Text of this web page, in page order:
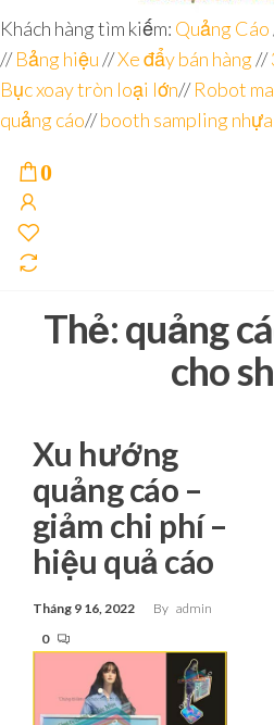
Đơn vị
chuyên
sâu – 8
năm
kinh
nghiệm
Góc
Nhìn
Agency –
nhà sản
xuất
POSM,
Quầy
Sampling,
Booth
trưng
bày, tủ
trưng
bày… tại
Tp.Hồ
Khách hàng tìm kiếm: Quảng Cáo
//Bảng hiệu//Xe đẩy bán hàng//
Bục xoay tròn loại lớn//Robot
quảng cáo//booth sampling nhựa
0
Thẻ:quảng
cho
Xu hướng
quảng cáo –
giảm chi phí –
hiệu quả cáo
Tháng 9 16, 2022 By admin
0